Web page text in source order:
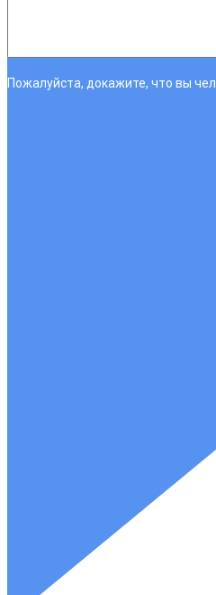
Пожалуйста, докажите, что вы